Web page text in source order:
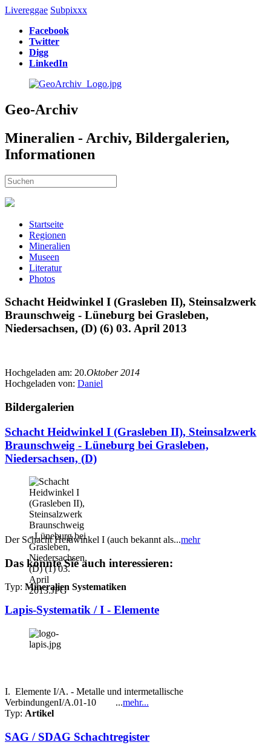
Livereggae Subpixxx
Facebook
Twitter
Digg
LinkedIn
Geo-Archiv
Mineralien - Archiv, Bildergalerien,
Informationen
Startseite
Regionen
Mineralien
Museen
Literatur
Photos
Schacht Heidwinkel I (Grasleben II), Steinsalzwerk
Braunschweig - Lüneburg bei Grasleben,
Niedersachsen, (D) (6) 03. April 2013
Hochgeladen am: 20.Oktober 2014
Hochgeladen von: Daniel
Bildergalerien
Schacht Heidwinkel I (Grasleben II), Steinsalzwerk
Braunschweig - Lüneburg bei Grasleben,
Niedersachsen, (D)
Der Schacht Heidwinkel I (auch bekannt als...mehr
Das könnte Sie auch interessieren:
Typ: Mineralien Systematiken
Lapis-Systematik / I - Elemente
I. Elemente I/A. - Metalle und intermetallische
VerbindungenI/A.01-10 ...mehr...
Typ: Artikel
SAG / SDAG Schachtregister